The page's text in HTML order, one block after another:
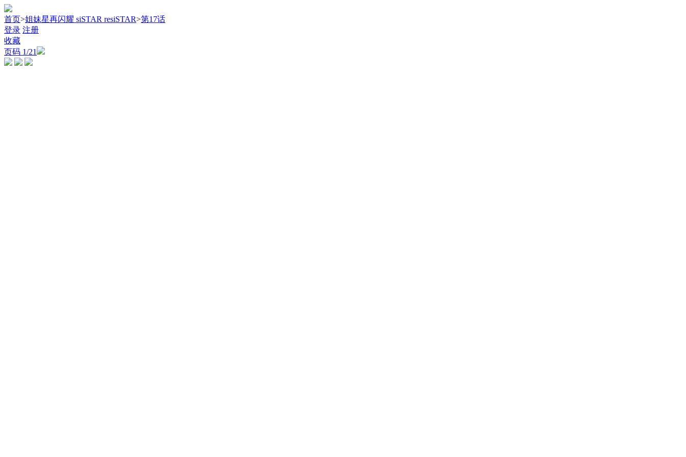
首页>姐妹星再闪耀 siSTAR resiSTAR>第17话
登录 注册
收藏
页码 1/21